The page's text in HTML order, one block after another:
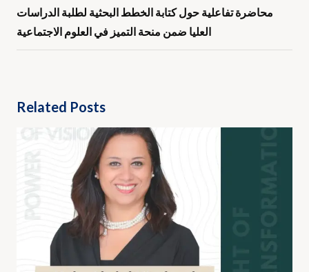
محاضرة تفاعلية حول كتابة الخطط البحثية لطلبة الدراسات
العليا ضمن منحة التميز في العلوم الاجتماعية
Related Posts